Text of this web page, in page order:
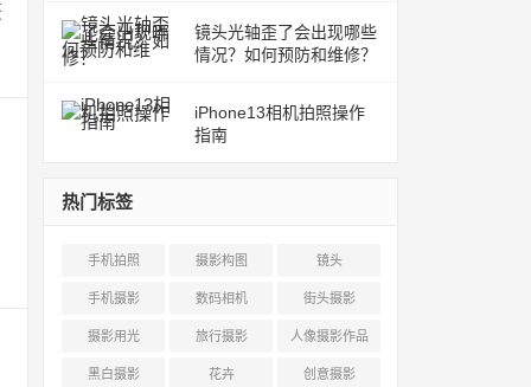
镜头光轴歪了会出现哪些
情况？如何预防和维修？
iPhone13相机拍照操作
指南
热门标签
手机拍照 摄影构图 镜头
手机摄影 数码相机 街头摄影
摄影用光 旅行摄影 人像摄影作品
黑白摄影 花卉 创意摄影